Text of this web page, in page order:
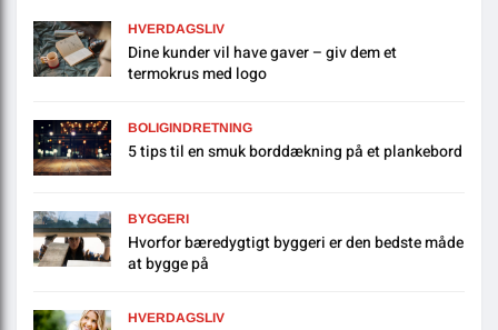
HVERDAGSLIV
Dine kunder vil have gaver – giv dem et
termokrus med logo
BOLIGINDRETNING
5 tips til en smuk borddækning på et plankebord
BYGGERI
Hvorfor bæredygtigt byggeri er den bedste måde
at bygge på
HVERDAGSLIV